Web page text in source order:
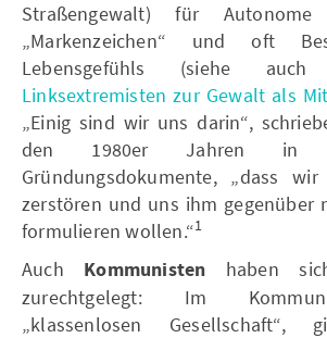
Straßengewalt) für
„Markenzeichen“ und oft
Lebensgefühls (siehe
Linksextremisten zur Gewalt als
„Einig sind wir uns darin“,
den 1980er Jahren in
Gründungsdokumente, „dass
zerstören und uns ihm gegenüber
formulieren wollen.“1
Auch Kommunisten haben
zurechtgelegt: Im
„klassenlosen